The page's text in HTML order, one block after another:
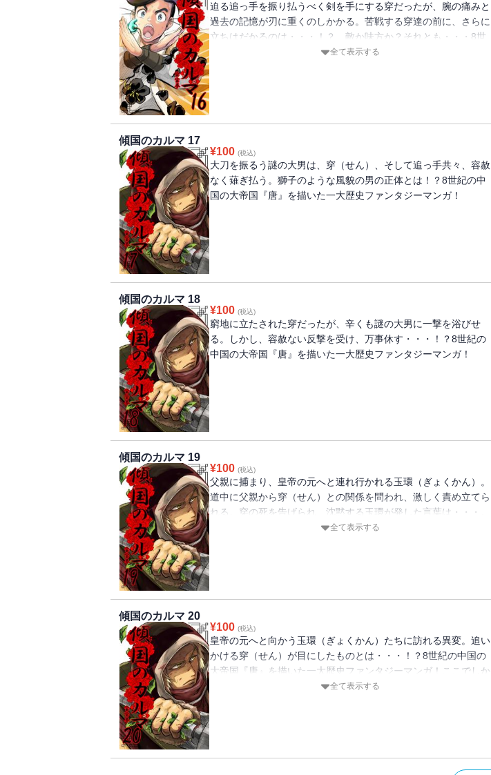
迫る追っ手を振り払うべく剣を手にする穿だったが、腕の痛みと
過去の記憶が刃に重くのしかかる。苦戦する穿達の前に、さらに
立ちはだかるのは・・・！？ 敵か味方か？それとも・・・8世
紀の中国の大帝国『唐』を描いた一大歴史ファンタジーマンガ！
全て表示する
傾国のカルマ 17
¥100 (税込)
大刀を振るう謎の大男は、穿（せん）、そして追っ手共々、容赦
なく薙ぎ払う。獅子のような風貌の男の正体とは！？8世紀の中
国の大帝国『唐』を描いた一大歴史ファンタジーマンガ！
傾国のカルマ 18
¥100 (税込)
窮地に立たされた穿だったが、辛くも謎の大男に一撃を浴びせ
る。しかし、容赦ない反撃を受け、万事休す・・・！？8世紀の
中国の大帝国『唐』を描いた一大歴史ファンタジーマンガ！
傾国のカルマ 19
¥100 (税込)
父親に捕まり、皇帝の元へと連れ行かれる玉環（ぎょくかん）。
道中に父親から穿（せん）との関係を問われ、激しく責め立てら
れる。穿の死を告げられ、沈黙する玉環が発した言葉は・・・。
8世紀の中国の大帝国『唐』を描いた一大歴史ファンタジーマン
全て表示する
傾国のカルマ 20
¥100 (税込)
皇帝の元へと向かう玉環（ぎょくかん）たちに訪れる異変。追い
かける穿（せん）が目にしたものとは・・・！？8世紀の中国の
大帝国『唐』を描いた一大歴史ファンタジーマンガ！ここでしか
見られない電子書籍版のオマケも収録。
全て表示する